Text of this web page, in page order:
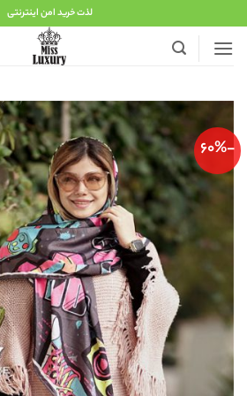
to
content
لذت خرید امن اینترنتی
-60%